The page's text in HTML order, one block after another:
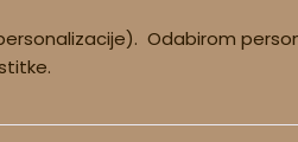
Odabirom